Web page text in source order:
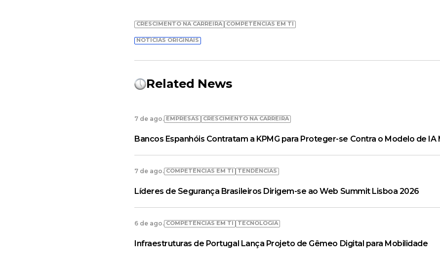
CRESCIMENTO NA CARREIRA COMPETÊNCIAS EM TI
NOTÍCIAS ORIGINAIS
Related News
7 de ago. EMPRESAS CRESCIMENTO NA CARREIRA
Bancos Espanhóis Contratam a KPMG para Proteger-se Contra o Modelo de IA
7 de ago. COMPETÊNCIAS EM TI TENDÊNCIAS
Líderes de Segurança Brasileiros Dirigem-se ao Web Summit Lisboa 2026
6 de ago. COMPETÊNCIAS EM TI TECNOLOGIA
Infraestruturas de Portugal Lança Projeto de Gêmeo Digital para Mobilidade